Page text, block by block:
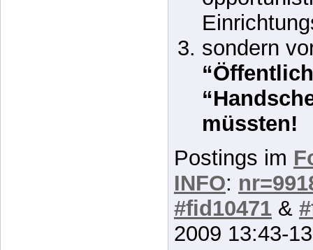
müssten!
Postings im
INFO:
#fid10471&
2009 13:43-
BIZEPS-Posting von
Sehr geehrte Fr.